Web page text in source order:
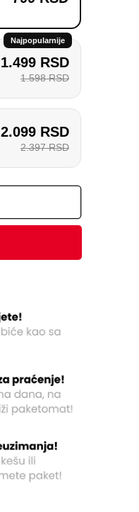
Najpopularnije
1.499 RSD
1.598 RSD
2.099 RSD
2.397 RSD